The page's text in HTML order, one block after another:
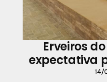
Erveiros
expectativa
14/